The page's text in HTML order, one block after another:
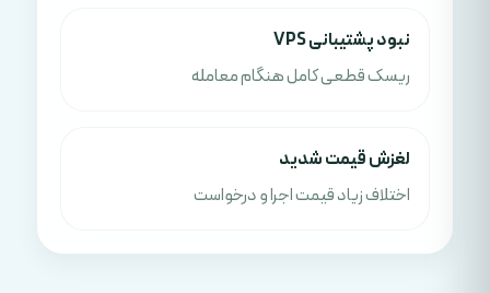
نبود پشتیبانی VPS
ریسک قطعی کامل هنگام معامله
لغزش قیمت شدید
اختلاف زیاد قیمت اجرا و درخواست